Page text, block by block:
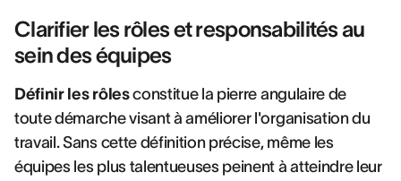
Clarifier les rôles et responsabilités au
sein des équipes
Définir les rôlesconstitue la pierre angulaire de
toute démarche visant à améliorer l'organisation du
travail. Sans cette définition précise, même les
équipes les plus talentueuses peinent à atteindre leur